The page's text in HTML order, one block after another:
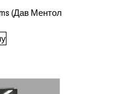
(Дав Ментол